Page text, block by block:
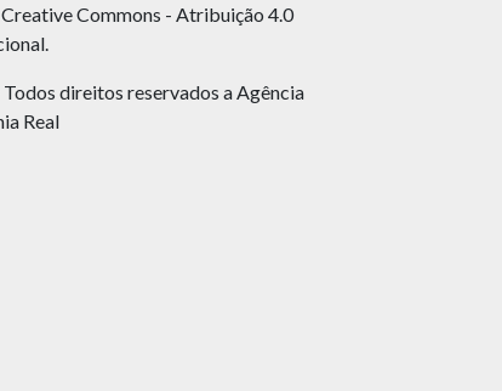
Creative Commons - Atribuição 4.0
direitos reservados a Agência
Real